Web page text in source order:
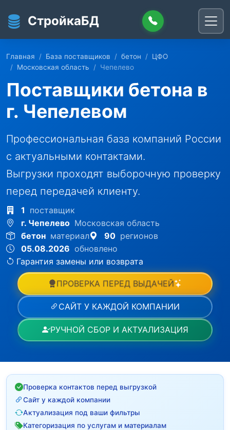
СтройкаБД
Главная База поставщиков бетон
ЦФО
Московская область
Чепелево
Поставщики бетона в
г. Чепелевом
Профессиональная база компаний России
с актуальными контактами.
Выгрузки проходят выборочную проверку
перед передачей клиенту.
1 поставщик
г. Чепелево Московская область
бетон материал 90 регионов
05.08.2026 обновлено
Гарантия замены или возврата
ПРОВЕРКА ПЕРЕД ВЫДАЧЕЙ
САЙТ У КАЖДОЙ КОМПАНИИ
РУЧНОЙ СБОР И АКТУАЛИЗАЦИЯ
Проверка контактов перед выгрузкой
Сайт у каждой компании
Актуализация под ваши фильтры
Категоризация по услугам и материалам